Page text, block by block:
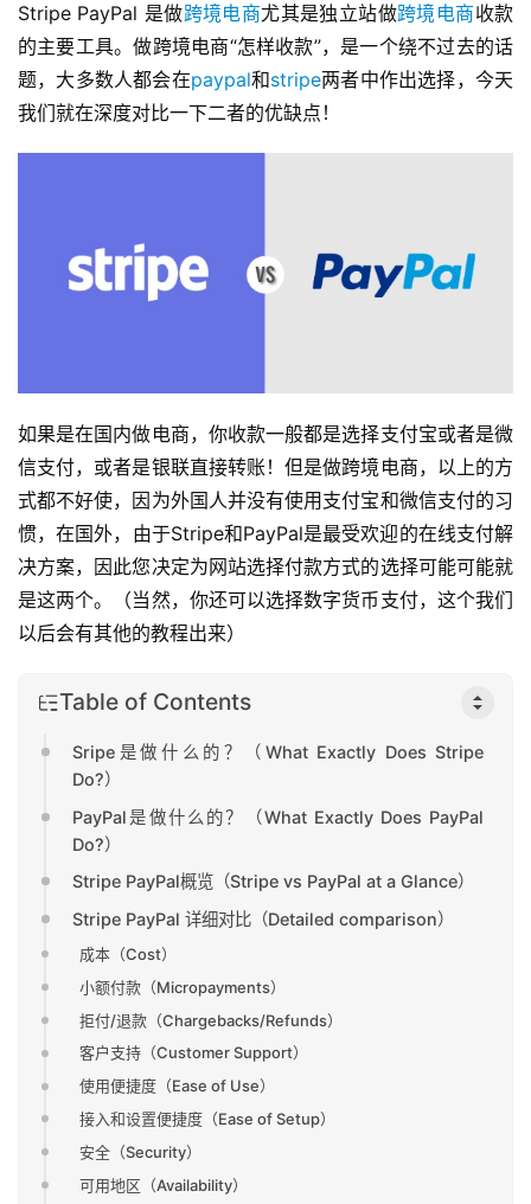
Stripe PayPal 是做跨境电商尤其是独立站做跨境电商收款
的主要工具。做跨境电商“怎样收款”，是一个绕不过去的话
题，大多数人都会在paypal和stripe两者中作出选择，今天
我们就在深度对比一下二者的优缺点！
如果是在国内做电商，你收款一般都是选择支付宝或者是微
信支付，或者是银联直接转账！但是做跨境电商，以上的方
式都不好使，因为外国人并没有使用支付宝和微信支付的习
惯，在国外，由于Stripe和PayPal是最受欢迎的在线支付解
决方案，因此您决定为网站选择付款方式的选择可能可能就
是这两个。（当然，你还可以选择数字货币支付，这个我们
以后会有其他的教程出来）
Table of Contents
Sripe是做什么的？（What Exactly Does Stripe
Do?）
PayPal是做什么的？（What Exactly Does PayPal
Do?）
Stripe PayPal概览（Stripe vs PayPal at a Glance）
Stripe PayPal 详细对比（Detailed comparison）
成本（Cost）
小额付款（Micropayments）
拒付/退款（Chargebacks/Refunds）
客户支持（Customer Support）
使用便捷度（Ease of Use）
接入和设置便捷度（Ease of Setup）
安全（Security）
可用地区（Availability）